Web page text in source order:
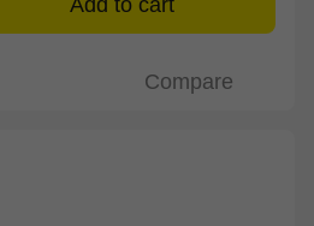
Add to cart
Compare